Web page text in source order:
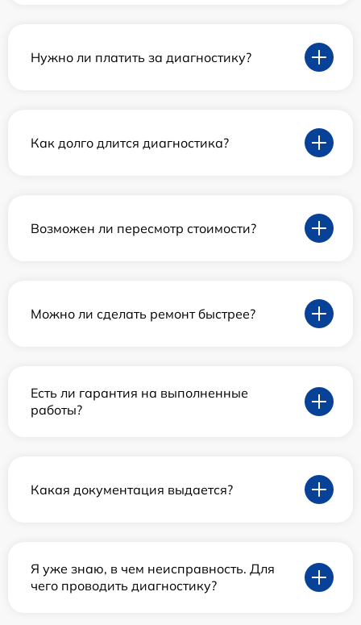
Нужно ли платить за диагностику?
Как долго длится диагностика?
Возможен ли пересмотр стоимости?
Можно ли сделать ремонт быстрее?
Есть ли гарантия на выполненные
работы?
Какая документация выдается?
Я уже знаю, в чем неисправность. Для
чего проводить диагностику?